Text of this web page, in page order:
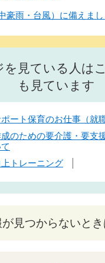
豪雨・台風）に備えまし
を見ている人は
も見ています
ート保育のお仕事（就
のための要介護・要支
トレーニング
見つからないとき